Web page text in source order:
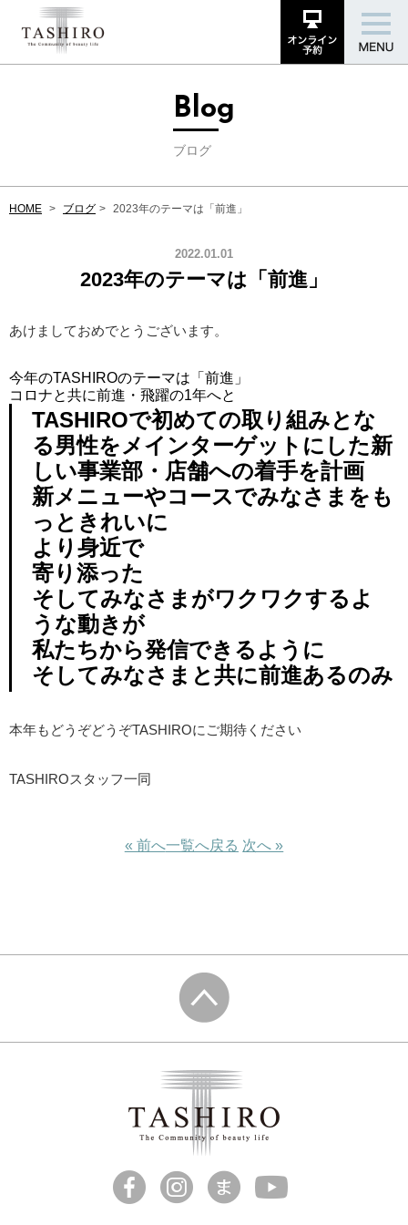
Blog
ブログ
HOME ブログ 2023年のテーマは「前進」
2022.01.01
2023年のテーマは「前進」
あけましておめでとうございます。
今年のTASHIROのテーマは「前進」
コロナと共に前進・飛躍の1年へと
TASHIROで初めての取り組みとな
る男性をメインターゲットにした新
しい事業部・店舗への着手を計画
新メニューやコースでみなさまをも
っときれいに
より身近で
寄り添った
そしてみなさまがワクワクするよ
うな動きが
私たちから発信できるように
そしてみなさまと共に前進あるのみ
本年もどうぞどうぞTASHIROにご期待ください
TASHIROスタッフ一同
« 前へ一覧へ戻る 次へ »